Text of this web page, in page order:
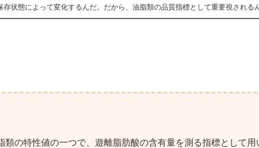
状態によって変化するんだ。だから、油脂類の品質指標として重要視される
の特性値の一つで、遊離脂肪酸の含有量を測る指標として用